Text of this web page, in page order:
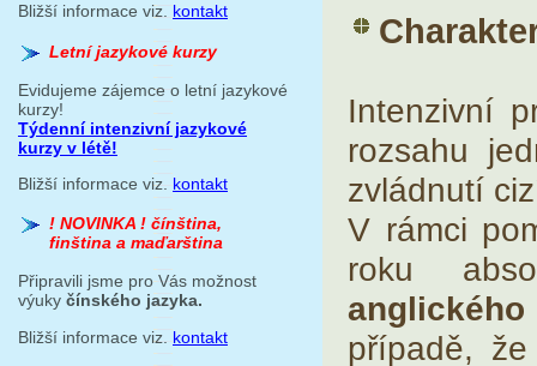
Bližší informace viz.kontakt
Letní jazykové kurzy
Evidujeme zájemce o letní jazykové
kurzy!
Týdenní intenzivní jazykové
kurzy v létě!
Bližší informace viz.kontakt
! NOVINKA ! čínština,
finština a maďarština
Připravili jsme pro Vás možnost
výuky čínského jazyka.
Bližší informace viz.kontakt
Intenzivní
rozsahu
zvládnutí
V rámci
roku
případě,